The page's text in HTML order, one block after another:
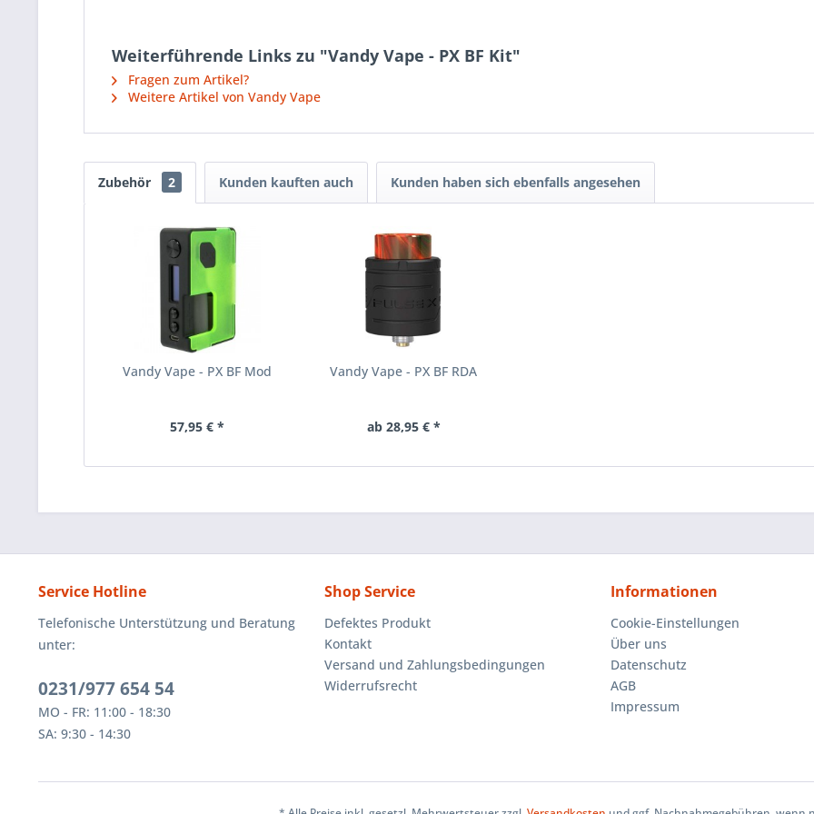
Weiterführende Links zu "Vandy Vape - PX BF Kit"
Fragen zum Artikel?
Weitere Artikel von Vandy Vape
Zubehör 2 Kunden kauften auch Kunden haben sich ebenfalls angesehen
Vandy Vape - PX BF Mod
57,95 € *
Vandy Vape - PX BF RDA
ab 28,95 € *
Service Hotline
Telefonische Unterstützung und Beratung
unter:
0231/977 654 54
MO - FR: 11:00 - 18:30
SA: 9:30 - 14:30
Shop Service
Defektes Produkt
Kontakt
Versand und Zahlungsbedingungen
Widerrufsrecht
Informationen
Cookie-Einstellungen
Über uns
Datenschutz
AGB
Impressum